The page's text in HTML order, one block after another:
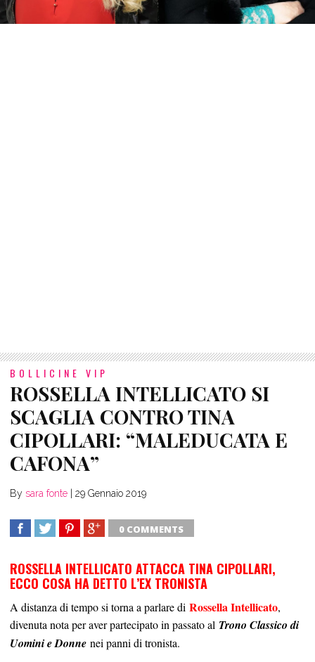
BOLLICINE VIP
ROSSELLA INTELLICATO SI
SCAGLIA CONTRO TINA
CIPOLLARI: “MALEDUCATA E
CAFONA”
By sara fonte 29 Gennaio 2019
0 COMMENTS
ROSSELLA INTELLICATO ATTACCA TINA CIPOLLARI,
ECCO COSA HA DETTO L’EX TRONISTA
A distanza di tempo si torna a parlare di Rossella Intellicato,
divenuta nota per aver partecipato in passato al Trono Classico di
Uomini e Donne nei panni di tronista.